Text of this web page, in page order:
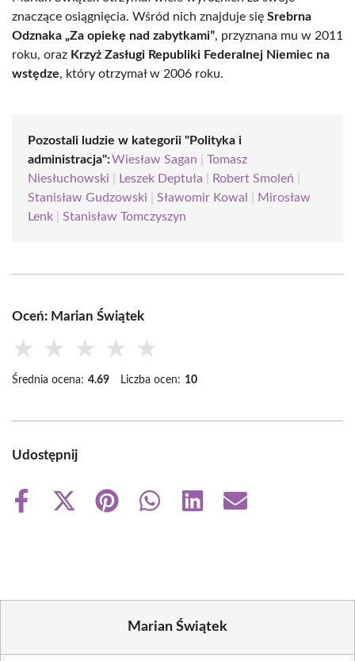
znaczące osiągnięcia. Wśród nich znajduje się Srebrna
Odznaka „Za opiekę nad zabytkami”, przyznana mu w 2011
roku, oraz Krzyż Zasługi Republiki Federalnej Niemiec na
wstędze, który otrzymał w 2006 roku.
Pozostali ludzie w kategorii "Polityka i
administracja":Wiesław Sagan
Tomasz
Niesłuchowski
Leszek Deptuła Robert Smoleń
Stanisław Gudzowski
Sławomir Kowal
Mirosław
Lenk
Stanisław Tomczyszyn
Oceń: Marian Świątek
★ ★ ★ ★ ★
Średnia ocena: 4.69 Liczba ocen: 10
Udostępnij
Share
Share
Share
Share
Share
Share
Marian Świątek